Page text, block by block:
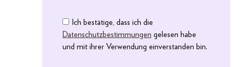
Ich bestätige, dass ich die
Datenschutzbestimmungen gelesen habe
und mit ihrer Verwendung einverstanden bin.